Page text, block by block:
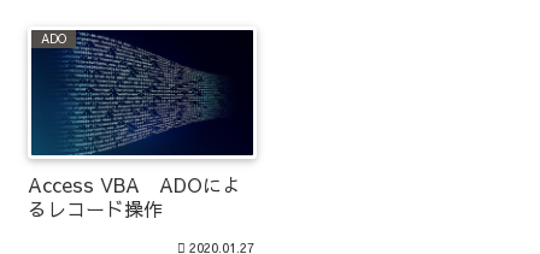
ADO
Access VBA ADOによ
るレコード操作
2020.01.27